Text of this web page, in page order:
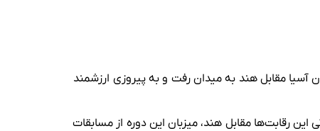
آسیا مقابل هند به میدان رفت و به پیروزی ارزشمند
مقدماتی این رقابت‌ها مقابل هند، میزبان این دوره از مسابقات